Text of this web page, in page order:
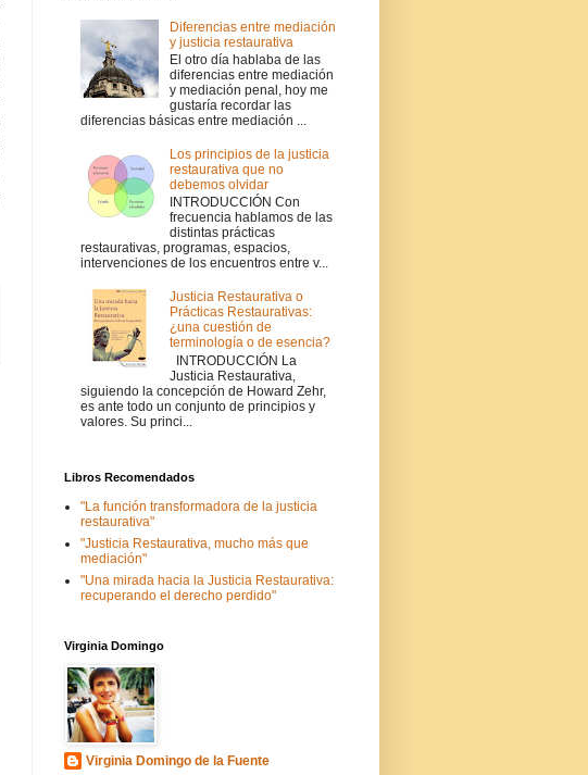
Diferencias entre mediación
y justicia restaurativa
El otro día hablaba de las
diferencias entre mediación
y mediación penal, hoy me
gustaría recordar las
diferencias básicas entre mediación ...
Los principios de la justicia
restaurativa que no
debemos olvidar
INTRODUCCIÓN Con
frecuencia hablamos de las
distintas prácticas
restaurativas, programas, espacios,
intervenciones de los encuentros entre v...
Justicia Restaurativa o
Prácticas Restaurativas:
¿una cuestión de
terminología o de esencia?
INTRODUCCIÓN La
Justicia Restaurativa,
siguiendo la concepción de Howard Zehr,
es ante todo un conjunto de principios y
valores. Su princi...
Libros Recomendados
"La función transformadora de la justicia
restaurativa"
"Justicia Restaurativa, mucho más que
mediación"
"Una mirada hacia la Justicia Restaurativa:
recuperando el derecho perdido"
Virginia Domingo
Virginia Domingo de la Fuente